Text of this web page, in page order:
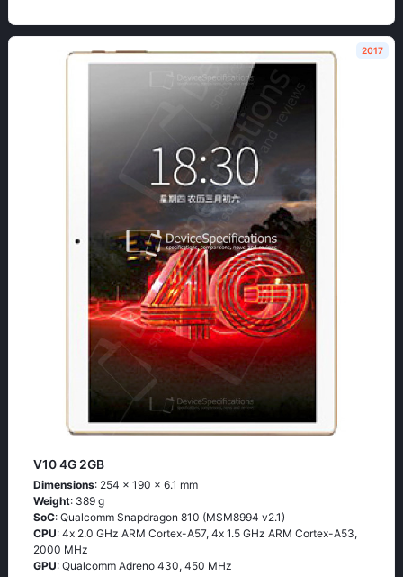
2017
V10 4G 2GB
Dimensions: 254 x 190 x 6.1 mm
Weight: 389 g
SoC: Quаlсоmm Snарdrаgоn 810 (МSМ8994 v2.1)
CPU: 4х 2.0 GНz АRМ Соrtех-А57, 4х 1.5 GНz АRМ Соrtех-А53,
2000 MHz
GPU: Qualcomm Adreno 430, 450 MHz